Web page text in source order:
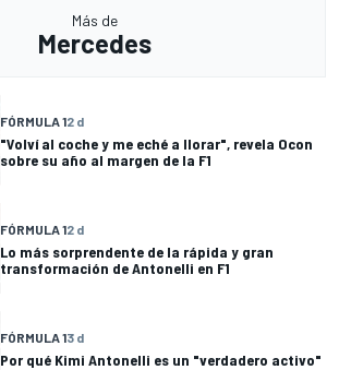
Más de
Mercedes
FÓRMULA 12 d
"Volví al coche y me eché a llorar", revela Ocon
sobre su año al margen de la F1
FÓRMULA 12 d
Lo más sorprendente de la rápida y gran
transformación de Antonelli en F1
FÓRMULA 13 d
Por qué Kimi Antonelli es un "verdadero activo"